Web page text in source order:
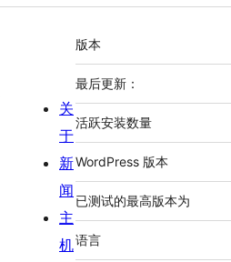
额
外
信
息
版本
最后更新：
活跃安装数量
WordPress 版本
已测试的最高版本为
语言
关
于
新
闻
主
机